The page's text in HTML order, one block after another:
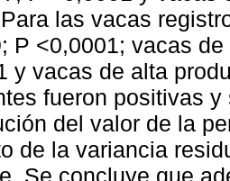
las vacas
P <0,0001; vacas
y vacas de alta
fueron positivas
del valor de la
de la variancia
Se concluye que